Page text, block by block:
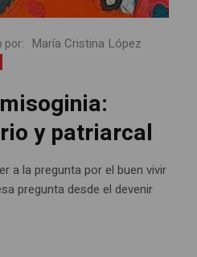
por: María Cristina López
y patriarcal
a la pregunta por el buen vivir
pregunta desde el devenir